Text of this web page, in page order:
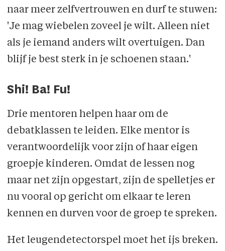
naar meer zelfvertrouwen en durf te stuwen:
'Je mag wiebelen zoveel je wilt. Alleen niet
als je iemand anders wilt overtuigen. Dan
blijf je best sterk in je schoenen staan.'
Shi! Ba! Fu!
Drie mentoren helpen haar om de
debatklassen te leiden. Elke mentor is
verantwoordelijk voor zijn of haar eigen
groepje kinderen. Omdat de lessen nog
maar net zijn opgestart, zijn de spelletjes er
nu vooral op gericht om elkaar te leren
kennen en durven voor de groep te spreken.
Het leugendetectorspel moet het ijs breken.